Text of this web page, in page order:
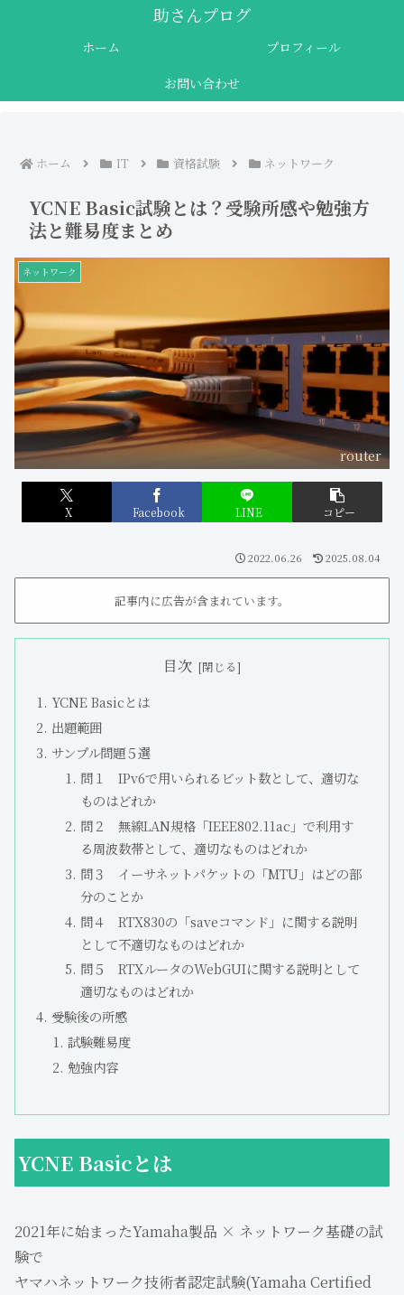
助さんプログ
ホーム
プロフィール
お問い合わせ
ホーム IT 資格試験 ネットワーク
YCNE Basic試験とは？受験所感や勉強方
法と難易度まとめ
ネットワーク
router
X Facebook LINE コピー
2022.06.26 2025.08.04
記事内に広告が含まれています。
目次
YCNE Basicとは
出題範囲
サンプル問題５選
問１ IPv6で用いられるビット数として、適切な
ものはどれか
問２ 無線LAN規格「IEEE802.11ac」で利用す
る周波数帯として、適切なものはどれか
問３ イーサネットパケットの「MTU」はどの部
分のことか
問４ RTX830の「saveコマンド」に関する説明
として不適切なものはどれか
問５ RTXルータのWebGUIに関する説明として
適切なものはどれか
受験後の所感
試験難易度
勉強内容
YCNE Basicとは
2021年に始まったYamaha製品 × ネットワーク基礎の試
験で
ヤマハネットワーク技術者認定試験(Yamaha Certified